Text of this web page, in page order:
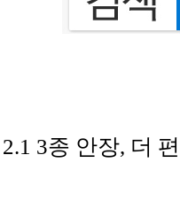
3종 안장, 더